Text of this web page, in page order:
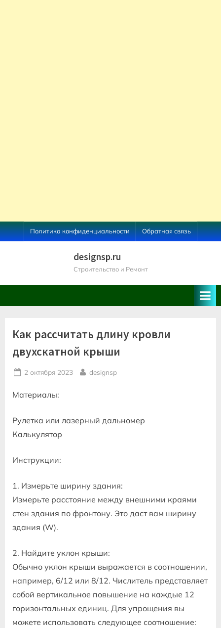
Skip
to
Политика конфиденциальности Обратная связь
designsp.ru
Строительство и Ремонт
Как рассчитать длину кровли
двухскатной крыши
Posted
2 октября 2023 By
designsp
Материалы:
Рулетка или лазерный дальномер
Калькулятор
Инструкции:
1. Измерьте ширину здания:
Измерьте расстояние между внешними краями
стен здания по фронтону. Это даст вам ширину
здания (W).
2. Найдите уклон крыши:
Обычно уклон крыши выражается в соотношении,
например, 6/12 или 8/12. Числитель представляет
собой вертикальное повышение на каждые 12
горизонтальных единиц. Для упрощения вы
можете использовать следующее соотношение: